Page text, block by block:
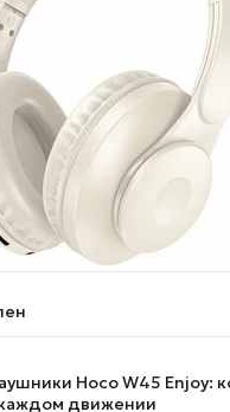
Hoco W45 Enjoy:
каждом движении